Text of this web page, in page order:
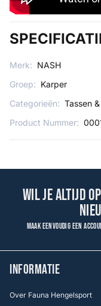
Merk: NASH
Groep: Karper
Categorieën: Tassen
Product Nummer:
Wil je altijd
Maak eenvoudig een
INFORMATIE
Over Fauna Hengelsport